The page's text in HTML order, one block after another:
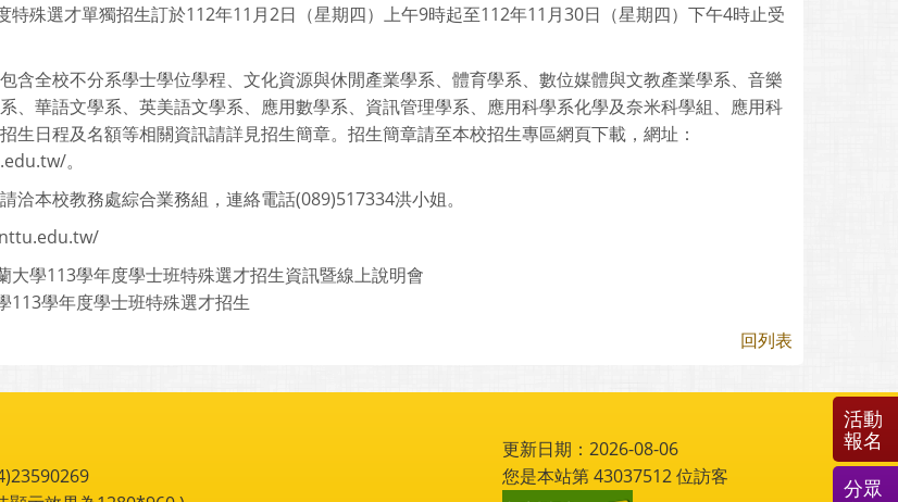
特殊選才單獨招生訂於112年11月2日（星期四）上午9時起至112年11月30日（星期四）下午4時止受
含全校不分系學士學位學程、文化資源與休閒產業學系、體育學系、數位媒體與文教產業學系、音樂
、華語文學系、英美語文學系、應用數學系、資訊管理學系、應用科學系化學及奈米科學組、應用科
生日程及名額等相關資訊請詳見招生簡章。招生簡章請至本校招生專區網頁下載，網址：
。
洽本校教務處綜合業務組，連絡電話(089)517334洪小姐。
大學113學年度學士班特殊選才招生資訊暨線上說明會
113學年度學士班特殊選才招生
回列表
更新日期：2026-08-06
您是本站第43037512位訪客
活動
報名
分眾